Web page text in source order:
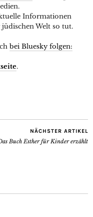
Informationen
Welt so tut.
bei Bluesky folgen:
.
NÄCHSTER ARTIKEL
Buch Esther für Kinder erzählt